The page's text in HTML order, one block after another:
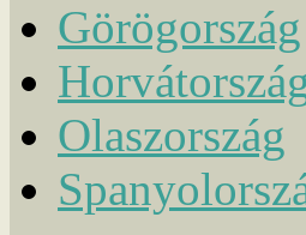
Görögország
Olaszország